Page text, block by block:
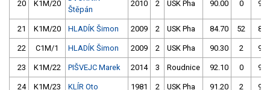
20 K1M/20
Štěpán
2010 2 USK Pha 90.00 0
21 K1M/20 HLADÍK Šimon 2009 2 USK Pha 84.70 52
22 C1M/1 HLADÍK Šimon 2009 2 USK Pha 90.30 2
23 K1M/22 PIŠVEJC Marek 2014 3 Roudnice 92.10 0
24 K1M/23 KLÍR Oto 1981 2 USK Pha 91.20 2